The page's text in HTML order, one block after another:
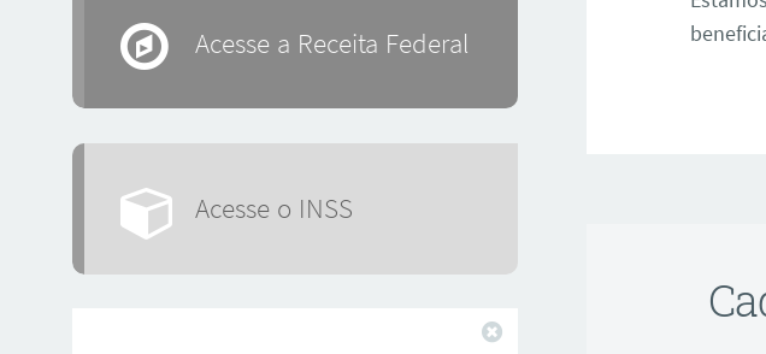
Acesse a Receita Federal
Acesse o INSS